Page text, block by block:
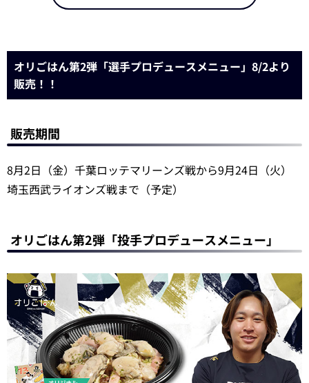
オリごはん第2弾「選手プロデュースメニュー」8/2より
販売！！
販売期間
8月2日（金）千葉ロッテマリーンズ戦から9月24日（火）
埼玉西武ライオンズ戦まで（予定）
オリごはん第2弾「投手プロデュースメニュー」